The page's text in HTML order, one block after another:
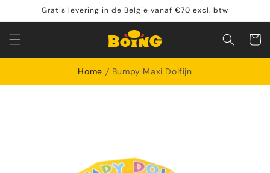
naar de
content
Gratis levering in de België vanaf €70 excl. btw
Home Bumpy Maxi Dolfijn